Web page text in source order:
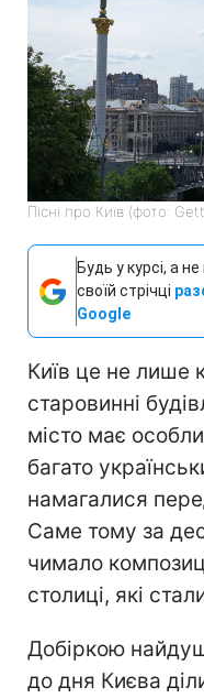
Пісні про Київ (фото:
Будь у курсі, а
своїй стрічці
Google
Київ це не лише
старовинні
місто має
багато
намагалися
Саме тому за
чимало
столиці, які
Добіркою
до дня Києва